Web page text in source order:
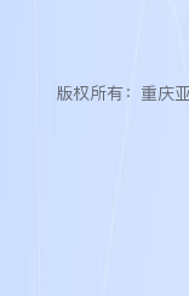
版权所有：重庆